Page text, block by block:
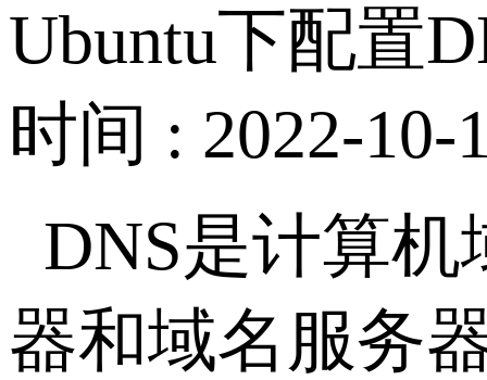
Ubuntu下配置
时间 : 2022-10-
DNS是计算机
器和域名服务